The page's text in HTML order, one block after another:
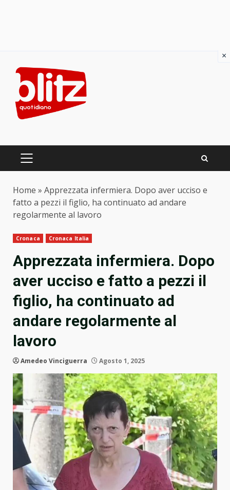
content
PRIMARY
Home » Apprezzata infermiera. Dopo aver ucciso e
fatto a pezzi il figlio, ha continuato ad andare
regolarmente al lavoro
Cronaca Cronaca Italia
Apprezzata infermiera. Dopo
aver ucciso e fatto a pezzi il
figlio, ha continuato ad
andare regolarmente al
lavoro
Amedeo Vinciguerra Agosto 1, 2025
×